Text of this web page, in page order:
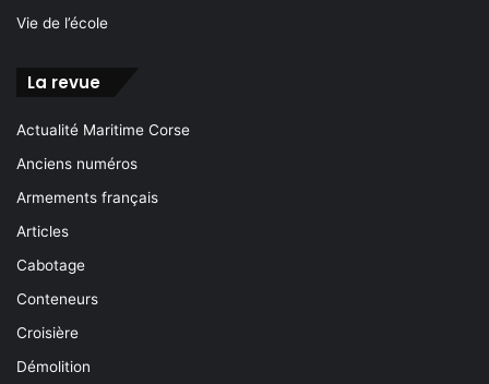
Vie de l’école
La revue
Actualité Maritime Corse
Anciens numéros
Armements français
Articles
Cabotage
Conteneurs
Croisière
Démolition